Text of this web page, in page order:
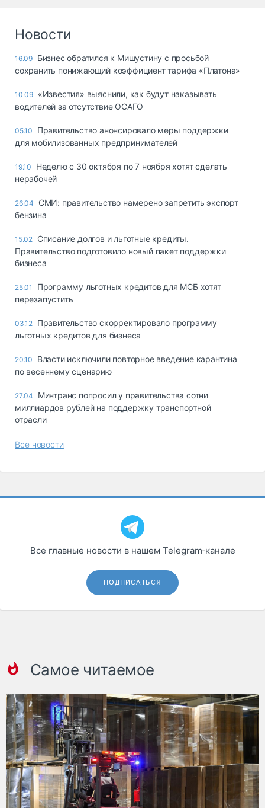
Новости
16.09 Бизнес обратился к Мишустину с просьбой
сохранить понижающий коэффициент тарифа «Платона»
10.09 «Известия» выяснили, как будут наказывать
водителей за отсутствие ОСАГО
05.10
Правительство анонсировало меры поддержки
для мобилизованных предпринимателей
19.10
Неделю с 30 октября по 7 ноября хотят сделать
нерабочей
26.04
СМИ: правительство намерено запретить экспорт
бензина
15.02 Списание долгов и льготные кредиты.
Правительство подготовило новый пакет поддержки
бизнеса
25.01
Программу льготных кредитов для МСБ хотят
перезапустить
03.12 Правительство скорректировало программу
льготных кредитов для бизнеса
20.10
Власти исключили повторное введение карантина
по весеннему сценарию
27.04
Минтранс попросил у правительства сотни
миллиардов рублей на поддержку транспортной
отрасли
Все новости
Все главные новости в нашем Telegram‑канале
ПОДПИСАТЬСЯ
Самое читаемое